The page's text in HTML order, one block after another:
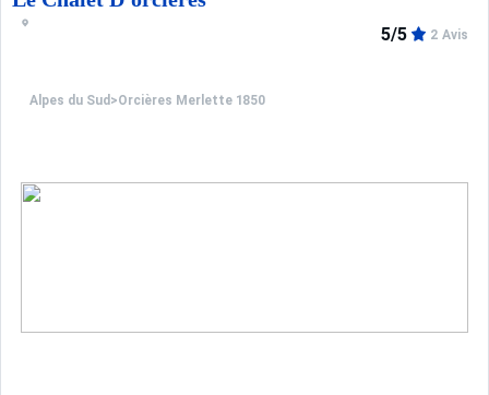
Alpes du Sud >Orcières Merlette 1850
5/5 2 Avis